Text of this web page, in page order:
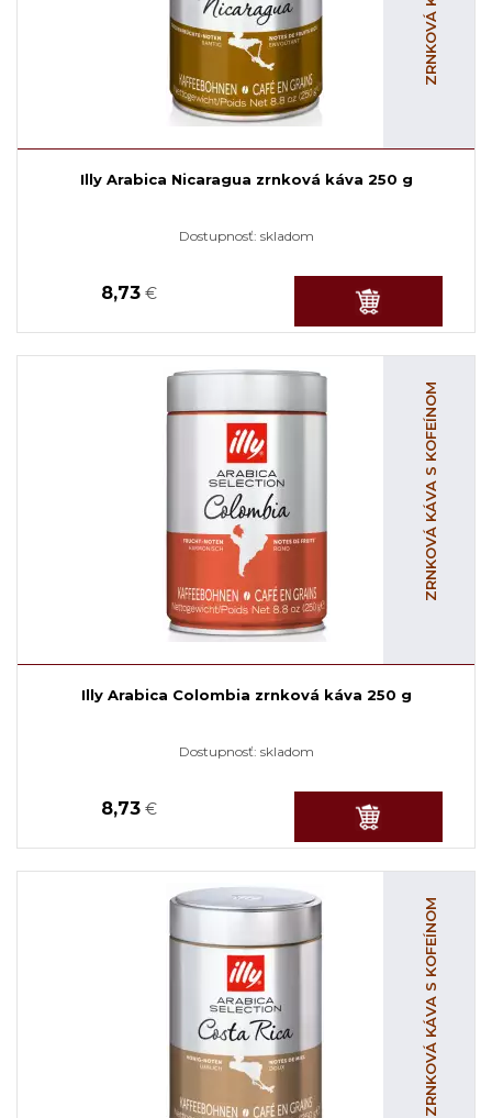
Illy Arabica Nicaragua zrnková káva 250 g
Dostupnosť: skladom
8,73 €
ZRNKOVÁ KÁVA S KOFEÍNOM
Illy Arabica Colombia zrnková káva 250 g
Dostupnosť: skladom
8,73 €
ZRNKOVÁ KÁVA S KOFEÍNOM